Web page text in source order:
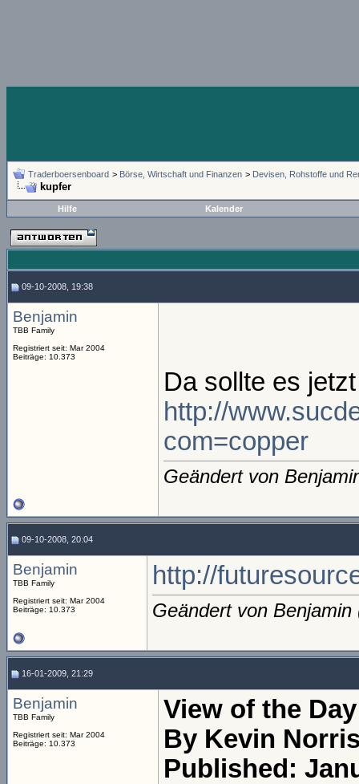
Traderboersenboard > Börse, Wirtschaft und Finanzen > Devisen, Rohstoffe und
kupfer
Hilfe Kalender
09-10-2008, 19:38
Benjamin
TBB Family
Registriert seit: Mar 2004
Beiträge: 10.373
Da sollte es
http://
com=copper
Geändert von
09-10-2008, 20:04
Benjamin
TBB Family
Registriert seit: Mar 2004
Beiträge: 10.373
http://
Geändert von
16-01-2009, 21:29
Benjamin
TBB Family
Registriert seit: Mar 2004
Beiträge: 10.373
View of the
By Kevin
Published: